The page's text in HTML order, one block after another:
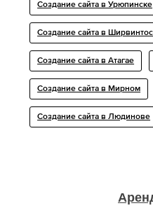
Создание сайта в Урюпинске
Создание сайта в
Создание сайта в Атагае
Создание сайта в Мирном
Создание сайта в Людинове